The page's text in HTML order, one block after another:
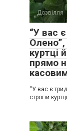
Дозвілля
“У вас
Олено”,
куртці
прямо
“У вас є
строгій